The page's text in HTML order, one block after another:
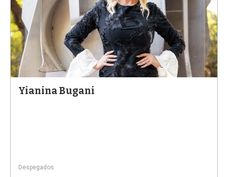
Yianina Bugani
Despegados